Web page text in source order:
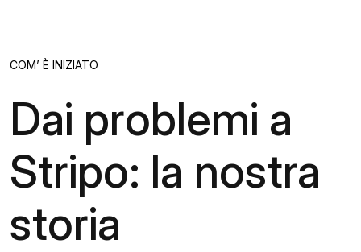
COM’ È INIZIATO
Dai problemi a
Stripo: la nostra
storia